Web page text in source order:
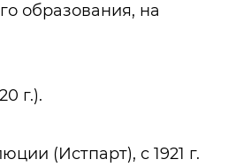
образования, на
г.).
(Истпарт), с 1921 г.